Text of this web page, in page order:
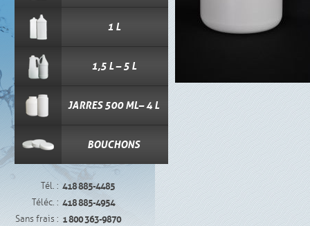
1 L
1,5 L – 5 L
JARRES 500 ML– 4 L
BOUCHONS
Tél. : 418 885-4485
Téléc. : 418 885-4954
Sans frais : 1 800 363-9870